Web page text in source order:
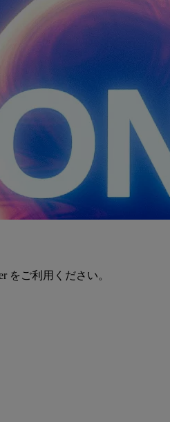
をご利用ください。